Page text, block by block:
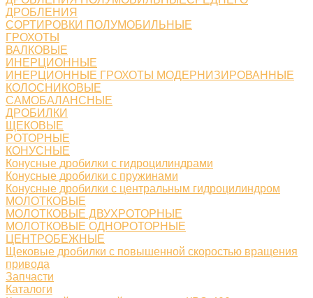
ДРОБЛЕНИЯ
СОРТИРОВКИ ПОЛУМОБИЛЬНЫЕ
ГРОХОТЫ
ВАЛКОВЫЕ
ИНЕРЦИОННЫЕ
ИНЕРЦИОННЫЕ ГРОХОТЫ МОДЕРНИЗИРОВАННЫЕ
КОЛОСНИКОВЫЕ
САМОБАЛАНСНЫЕ
ДРОБИЛКИ
ЩЕКОВЫЕ
РОТОРНЫЕ
КОНУСНЫЕ
Конусные дробилки с гидроцилиндрами
Конусные дробилки с пружинами
Конусные дробилки с центральным гидроцилиндром
МОЛОТКОВЫЕ
МОЛОТКОВЫЕ ДВУХРОТОРНЫЕ
МОЛОТКОВЫЕ ОДНОРОТОРНЫЕ
ЦЕНТРОБЕЖНЫЕ
Щековые дробилки с повышенной скоростью вращения
привода
Запчасти
Каталоги